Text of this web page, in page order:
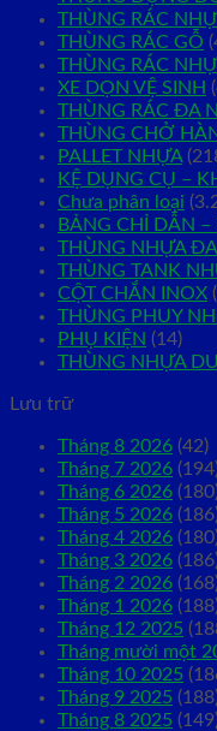
THÙNG RÁC
THÙNG RÁC GỖ
THÙNG RÁC
XE DỌN VỆ SINH
THÙNG RÁC ĐA
THÙNG CHỞ
PALLET NHỰA
KỆ DỤNG CỤ –
Chưa phân loại
BẢNG CHỈ DẪN
THÙNG NHỰA
THÙNG TANK
CỘT CHẮN INOX
THÙNG PHUY
PHỤ KIỆN (14)
THÙNG NHỰA
Lưu trữ
Tháng 8 2026 (42)
Tháng 7 2026
Tháng 6 2026
Tháng 5 2026
Tháng 4 2026
Tháng 3 2026
Tháng 2 2026
Tháng 1 2026
Tháng 12 2025
Tháng mười một
Tháng 10 2025
Tháng 9 2025
Tháng 8 2025